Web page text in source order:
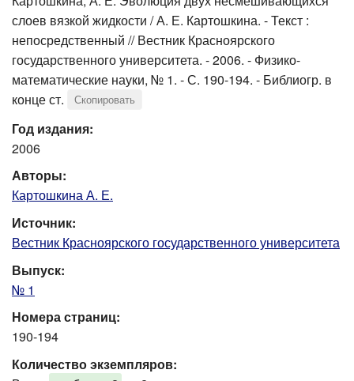
слоев вязкой жидкости / А. Е. Картошкина. - Текст :
непосредственный // Вестник Красноярского
государственного университета. - 2006. - Физико-
математические науки, № 1. - С. 190-194. - Библиогр. в
конце ст.
Скопировать
Год издания:
2006
Авторы:
Картошкина А. Е.
Источник:
Вестник Красноярского государственного университета
Выпуск:
№ 1
Номера страниц:
190-194
Количество экземпляров: